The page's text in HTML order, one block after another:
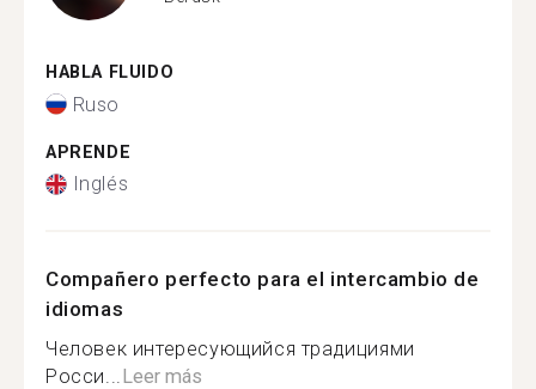
HABLA FLUIDO
Ruso
APRENDE
Inglés
Compañero perfecto para el intercambio de
idiomas
Человек интересующийся традициями
Росси...Leer más